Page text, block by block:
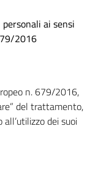
ai sensi
2016
n. 679/2016,
del trattamento,
dei suoi